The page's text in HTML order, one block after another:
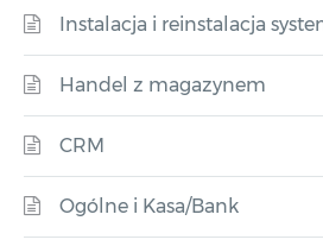
Instalacja i reinstalacja
Handel z magazynem
CRM
Ogólne i Kasa/Bank